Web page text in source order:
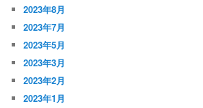
2023年8月
2023年7月
2023年5月
2023年3月
2023年2月
2023年1月